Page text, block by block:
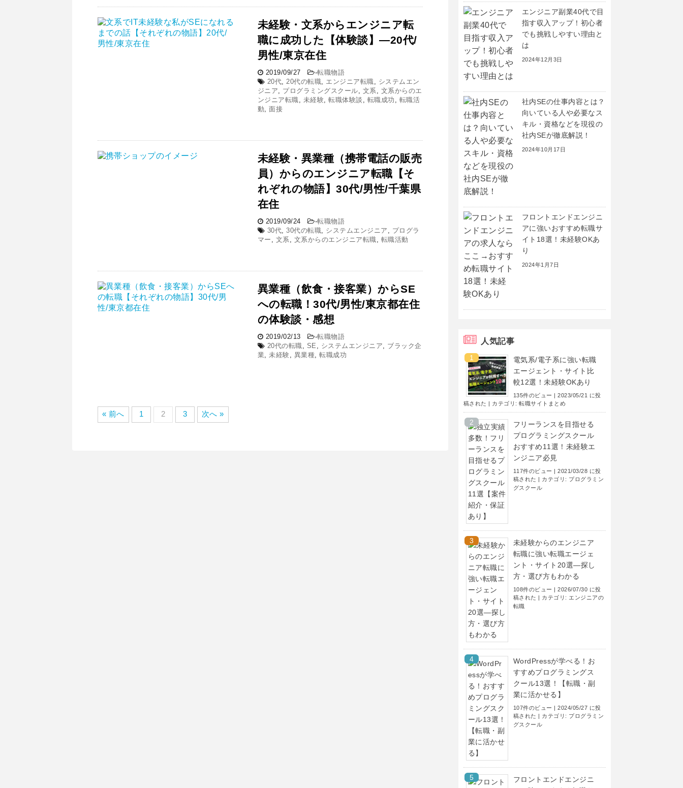
未経験・文系からエンジニア転
職に成功した【体験談】―20代/
男性/東京在住
2019/09/27 -転職物語
20代,20代の転職, エンジニア転職, システムエン
ジニア, プログラミングスクール, 文系, 文系からのエ
ンジニア転職, 未経験,転職体験談 , 転職成功 , 転職活
動,面接
未経験・異業種（携帯電話の販売
員）からのエンジニア転職【そ
れぞれの物語】30代/男性/千葉県
在住
2019/09/24 -転職物語
30代,30代の転職, システムエンジニア , プログラ
マー , 文系, 文系からのエンジニア転職, 転職活動
異業種（飲食・接客業）からSE
への転職！30代/男性/東京都在住
の体験談・感想
2019/02/13 -転職物語
20代の転職, SE , システムエンジニア, ブラック企
業,未経験, 異業種,転職成功
« 前へ 1 2 3 次へ »
エンジニア副業40代で目
指す収入アップ！初心者
でも挑戦しやすい理由と
は
2024年12月3日
社内SEの仕事内容とは？
向いている人や必要なス
キル・資格などを現役の
社内SEが徹底解説！
2024年10月17日
フロントエンドエンジニ
アに強いおすすめ転職サ
イト18選！未経験OKあ
り
2024年1月7日
人気記事
電気系/電子系に強い転職
エージェント・サイト比
較12選！未経験OKあり
135件のビュー |2023/05/21 に投
稿された | カテゴリ:転職サイトまとめ
フリーランスを目指せる
プログラミングスクール
おすすめ11選！未経験エ
ンジニア必見
117件のビュー |2021/03/28 に投
稿された | カテゴリ: プログラミン
グスクール
未経験からのエンジニア
転職に強い転職エージェ
ント・サイト20選―探し
方・選び方もわかる
108件のビュー |2026/07/30 に投
稿された | カテゴリ: エンジニアの
転職
WordPressが学べる！お
すすめプログラミングス
クール13選！【転職・副
業に活かせる】
107件のビュー |2024/05/27 に投
稿された | カテゴリ: プログラミン
グスクール
フロントエンドエンジニ